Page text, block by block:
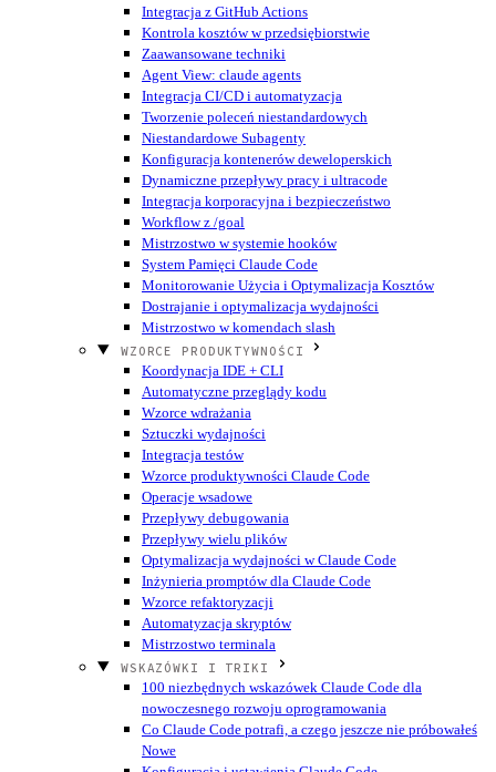
Integracja z GitHub Actions
Kontrola kosztów w przedsiębiorstwie
Zaawansowane techniki
Agent View: claude agents
Integracja CI/CD i automatyzacja
Tworzenie poleceń niestandardowych
Niestandardowe Subagenty
Konfiguracja kontenerów deweloperskich
Dynamiczne przepływy pracy i ultracode
Integracja korporacyjna i bezpieczeństwo
Workflow z /goal
Mistrzostwo w systemie hooków
System Pamięci Claude Code
Monitorowanie Użycia i Optymalizacja Kosztów
Dostrajanie i optymalizacja wydajności
Mistrzostwo w komendach slash
WZORCE PRODUKTYWNOŚCI
Koordynacja IDE + CLI
Automatyczne przeglądy kodu
Wzorce wdrażania
Sztuczki wydajności
Integracja testów
Wzorce produktywności Claude Code
Operacje wsadowe
Przepływy debugowania
Przepływy wielu plików
Optymalizacja wydajności w Claude Code
Inżynieria promptów dla Claude Code
Wzorce refaktoryzacji
Automatyzacja skryptów
Mistrzostwo terminala
WSKAZÓWKI I TRIKI
100 niezbędnych wskazówek Claude Code dla
nowoczesnego rozwoju oprogramowania
Co Claude Code potrafi, a czego jeszcze nie próbowałeś
Nowe